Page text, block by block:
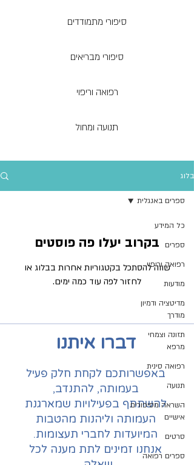
סיפורי מתמודדים
סיפורי מבריאים
רפואה וריפוי
תנועה ומחול
בלוג
כל המידע
ספרים
רפואה וריפוי
מודעות
מדיטציה ודמיון
מודרך
תזונה וצמחי
מרפא
רפואה סינית
תנועה
השראה מסיפורים
אישיים
סרטים
ספרים רפואה
ספרים באנגלית
בקרוב יעלו פה פוסטים
שווה להסתכל בקטגוריות אחרות בבלוג או
לחזור לפה עוד כמה ימים.
דברו איתנו
באפשרותכם לקחת חלק פעיל
בעמותה, להתנדב,
להשתתף בפעילויות שמארגנת
העמותה וליהנות מהטבות
המיועדות לחברי תעצומות.
אנחנו זמינים לתת מענה לכל